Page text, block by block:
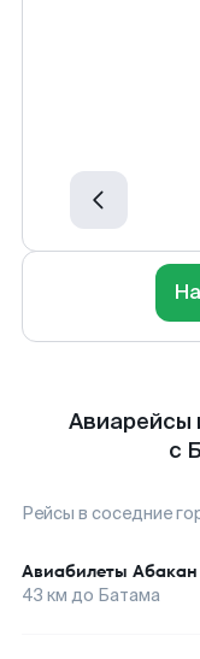
Авиарейсы
с
Рейсы в соседние
Авиабилеты Абакан
43 км до Батама